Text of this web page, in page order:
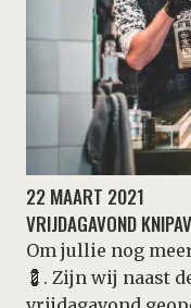
22 MAART 2021
VRIJDAGAVOND
Om jullie nog
💈. Zijn wij naast